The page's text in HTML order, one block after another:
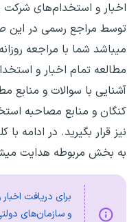
اخبار و استخدام‌های
توسط مراجع رسمی در این
میباشد شما با مراجعه
مطالعه تمام اخبار و
آشنایی با سوالات و منابع
کنگان و منابع مصاحبه
نیز قرار بگیرید. در ادامه
به بخش مربوطه هدایت
برای دریافت
و سازمان‌های